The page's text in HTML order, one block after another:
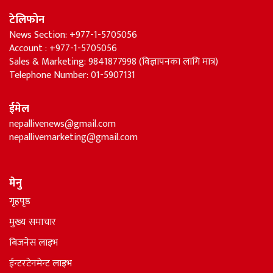
टेलिफोन
News Section: +977-1-5705056
Account : +977-1-5705056
Sales & Marketing: 9841877998 (विज्ञापनका लागि मात्र)
Telephone Number: 01-5907131
ईमेल
nepallivenews@gmail.com
nepallivemarketing@gmail.com
मेनु
गृहपृष्ठ
मुख्य समाचार
बिजनेस लाइभ
ईन्टरटेनमेन्ट लाइभ